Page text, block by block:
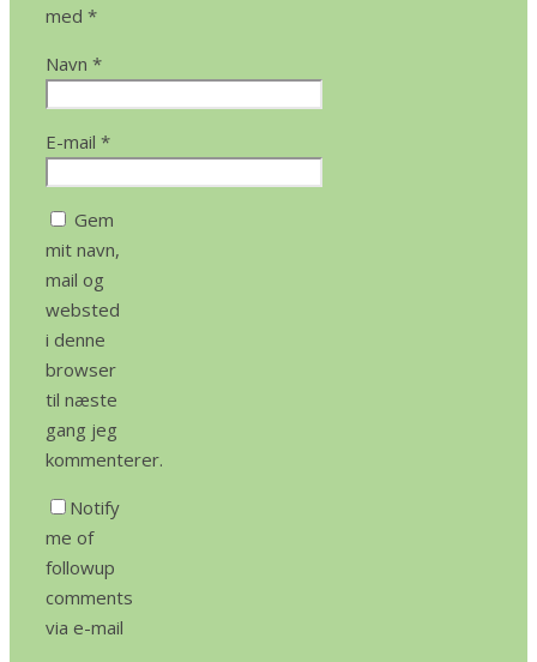
med *
Navn *
E-mail *
Gem
mit navn,
mail og
websted
i denne
browser
til næste
gang jeg
kommenterer.
Notify
me of
followup
comments
via e-mail